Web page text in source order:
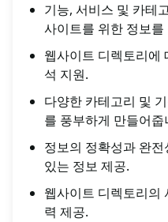
기능, 서비스 및 카테
사이트를 위한 정보를
웹사이트 디렉토리에
석 지원.
다양한 카테고리 및
를 풍부하게 만들어줍
정보의 정확성과 완
있는 정보 제공.
웹사이트 디렉토리의
력 제공.